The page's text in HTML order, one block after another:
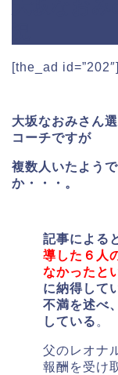
[the_ad id=”202″]
大坂なおみさん
コーチですが
複数人いたよう
か・・・。
記事による
導した６人
なかったと
に納得して
不満を述べ
している 。
父のレオナ
報酬を受け